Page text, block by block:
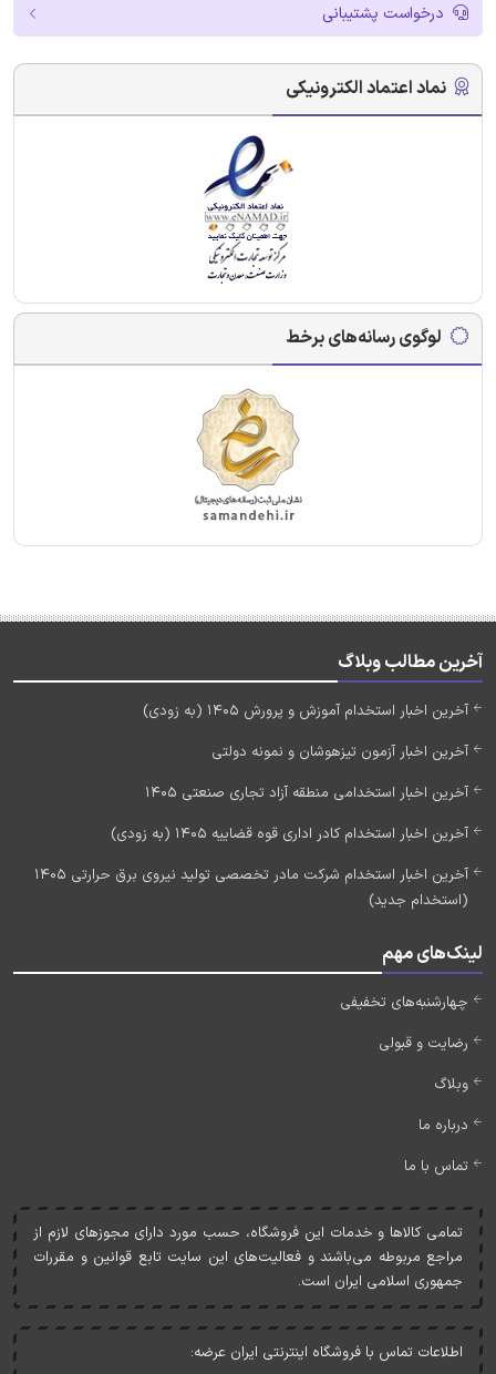
درخواست پشتیبانی
نماد اعتماد الکترونیکی
لوگوی رسانه‌های برخط
آخرین مطالب وبلاگ
آخرین اخبار استخدام آموزش و پرورش 1405 (به زودی)
آخرین اخبار آزمون تیزهوشان و نمونه دولتی
آخرین اخبار استخدامی منطقه آزاد تجاری صنعتی 1405
آخرین اخبار استخدام کادر اداری قوه قضاییه 1405 (به زودی)
آخرین اخبار استخدام شرکت مادر تخصصی تولید نیروی برق حرارتی 1405
(استخدام جدید)
لینک‌های مهم
چهارشنبه‌های تخفیفی
رضایت و قبولی
وبلاگ
درباره ما
تماس با ما
تمامی کالاها و خدمات اين فروشگاه، حسب مورد دارای مجوزهای لازم از
مراجع مربوطه می‌باشند و فعاليت‌های اين سايت تابع قوانين و مقررات
جمهوری اسلامی ايران است.
اطلاعات تماس با فروشگاه اینترنتی ایران عرضه: